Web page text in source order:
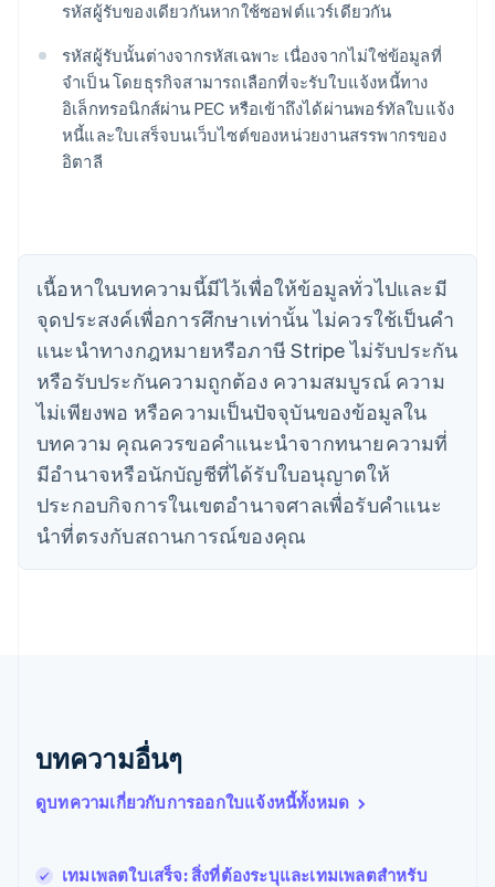
รหัสผู้รับของเดียวกันหากใช้ซอฟต์แวร์เดียวกัน
รหัสผู้รับนั้นต่างจากรหัสเฉพาะ เนื่องจากไม่ใช่ข้อมูลที่
จำเป็น โดยธุรกิจสามารถเลือกที่จะรับใบแจ้งหนี้ทาง
อิเล็กทรอนิกส์ผ่าน PEC หรือเข้าถึงได้ผ่านพอร์ทัลใบแจ้ง
หนี้และใบเสร็จบนเว็บไซต์ของหน่วยงานสรรพากรของ
อิตาลี
เนื้อหาในบทความนี้มีไว้เพื่อให้ข้อมูลทั่วไปและมี
จุดประสงค์เพื่อการศึกษาเท่านั้น ไม่ควรใช้เป็นคํา
แนะนําทางกฎหมายหรือภาษี Stripe ไม่รับประกัน
หรือรับประกันความถูกต้อง ความสมบูรณ์ ความ
ไม่เพียงพอ หรือความเป็นปัจจุบันของข้อมูลใน
บทความ คุณควรขอคําแนะนําจากทนายความที่
มีอํานาจหรือนักบัญชีที่ได้รับใบอนุญาตให้
ประกอบกิจการในเขตอํานาจศาลเพื่อรับคําแนะ
นําที่ตรงกับสถานการณ์ของคุณ
บทความอื่นๆ
ดูบทความเกี่ยวกับการออกใบแจ้งหนี้ทั้งหมด
เทมเพลตใบเสร็จ: สิ่งที่ต้องระบุและเทมเพลตสําหรับ
กรีซ
English
เขตบริหารพิเศษฮ่องกง ประเทศจีน
English 简体中文
แคนาดา
English
ไซปรัส
ญี่ปุ่น
日本語English
เดนมาร์ก
English
ไทย
ไทยEnglish
English
นิวซีแลนด์
English
เนเธอร์แลนด์
NederlandsEnglish
PortuguêsEnglish
English
ฟินแลนด์